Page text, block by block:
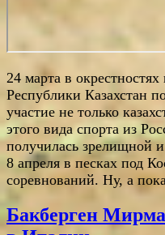
24 марта в
Республики Казахстан
участие не только
этого вида спорта из
получилась зрелищной
8 апреля в песках под
соревнований. Ну, а
Бакберген